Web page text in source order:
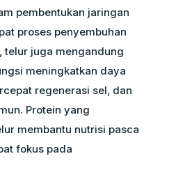
pembentukan jaringan
proses penyembuhan
telur juga mengandung
meningkatkan daya
regenerasi sel, dan
Protein yang
membantu nutrisi pasca
fokus pada